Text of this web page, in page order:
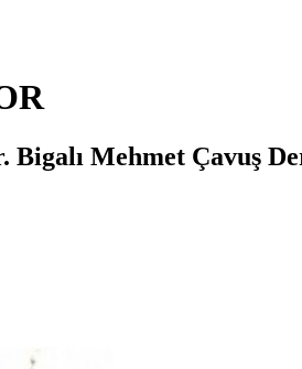
Bigalı Mehmet Çavuş